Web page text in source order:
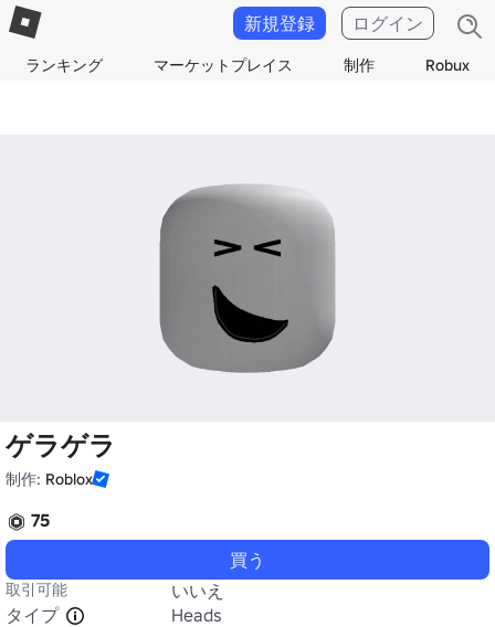
ランキング マーケットプレイス 制作 Robux
新規登録 ログイン
ゲラゲラ
制作: Roblox
75
買う
取引可能
いいえ
タイプ
Heads